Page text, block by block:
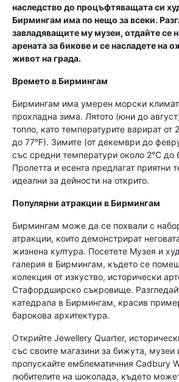
наследство до процъфтяващата си
Бирмингам има по нещо за всеки.
завладяващите му музеи, отдайте се
арената за бикове и се насладете на
живот на града.
Времето в Бирмингам
Бирмингам има умерен морски
прохладна зима. Лятото (юни до
топло, като температурите варират от
до 77°F). Зимите (от декември до
със средни температури около 2°C до
Пролетта и есента предлагат приятни
идеални за дейности на открито.
Популярни атракции в Бирмингам
Бирмингам може да се похвали с
атракции, които демонстрират
жизнена култура. Посетете Музея и
галерия в Бирмингам, където се
колекция от изкуство, исторически
Стафордширско съкровище.
катедрала в Бирмингам, красив
барокова архитектура.
Открийте Jewellery Quarter,
със своите магазини за бижута, музеи
пропускайте емблематичния Cadbury
любителите на шоколада, където